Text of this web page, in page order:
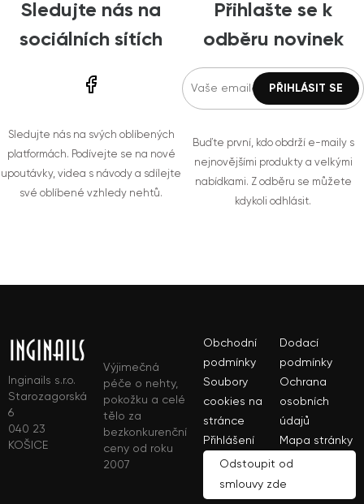
Sledujte nás na
sociálních sítích
Sledujte nás na svých oblíbených
platformách. Podívejte se na nové
upoutávky, videa s návody a sdílejte
své oblíbené vzhledy nehtů.
Přihlašte se k
odběru novinek
Buďte první, kdo obdrží e-maily s
nejnovějšími produkty a velkými
nabídkami. Z odběru se můžete
kdykoli odhlásit.
Inginails s.r.o.
Starozagorská
6
040 23
KOŠICE
Výjimečná
péče o nehty,
pokožku a celé
tělo za
bezkonkurenční
ceny od roku
2007
Obchodní
podmínky
Dodací
podmínky
Soubory
cookies na
stránce
Ochrana
osobních
údajů
Přihlášení
Mapa stránky
Odstoupit od
smlouvy zde